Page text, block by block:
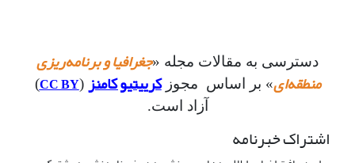
دسترسی به مقالات مجله «جغرافیا و برنامه‌ریزی
منطقه‌ای» بر اساس مجوزکرییتیو کامنز (
CC BY
)
آزاد است.
اشتراک خبرنامه